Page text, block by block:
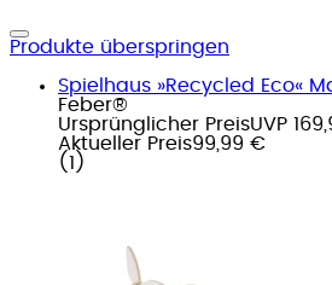
Produkte überspringen
Spielhaus »Recycled Eco«
Feber®
Ursprünglicher PreisUVP
Aktueller Preis99,99 €
( 1 )